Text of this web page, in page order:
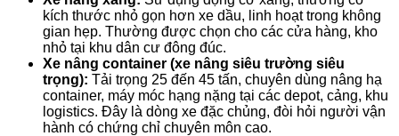
kích thước nhỏ gọn hơn xe dầu, linh hoạt trong không
gian hẹp. Thường được chọn cho các cửa hàng, kho
nhỏ tại khu dân cư đông đúc.
Xe nâng container (xe nâng siêu trường siêu
trọng): Tải trọng 25 đến 45 tấn, chuyên dùng nâng hạ
container, máy móc hạng nặng tại các depot, cảng, khu
logistics. Đây là dòng xe đặc chủng, đòi hỏi người vận
hành có chứng chỉ chuyên môn cao.